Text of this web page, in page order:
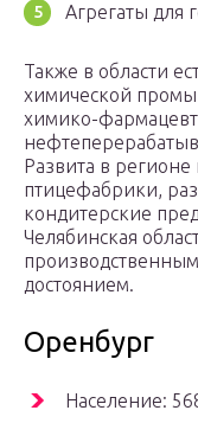
Агрегаты для
Также в области
химической
химико-
Развита в
птицефабрики,
кондитерские
Челябинская
достоянием.
Оренбург
Население: